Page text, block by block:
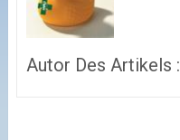
Autor Des Artikels :